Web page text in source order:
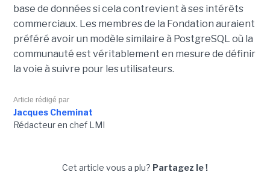
base de données si cela contrevient à ses intérêts
commerciaux. Les membres de la Fondation auraient
préféré avoir un modèle similaire à PostgreSQL où la
communauté est véritablement en mesure de définir
la voie à suivre pour les utilisateurs.
Article rédigé par
Jacques Cheminat
Rédacteur en chef LMI
Cet article vous a plu? Partagez le !